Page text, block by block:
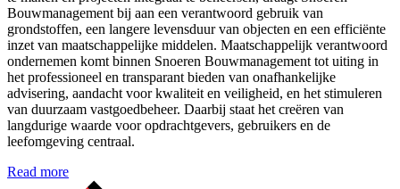
Bouwmanagement bij aan een verantwoord gebruik van
grondstoffen, een langere levensduur van objecten en een efficiënte
inzet van maatschappelijke middelen. Maatschappelijk verantwoord
ondernemen komt binnen Snoeren Bouwmanagement tot uiting in
het professioneel en transparant bieden van onafhankelijke
advisering, aandacht voor kwaliteit en veiligheid, en het stimuleren
van duurzaam vastgoedbeheer. Daarbij staat het creëren van
langdurige waarde voor opdrachtgevers, gebruikers en de
leefomgeving centraal.
Read more